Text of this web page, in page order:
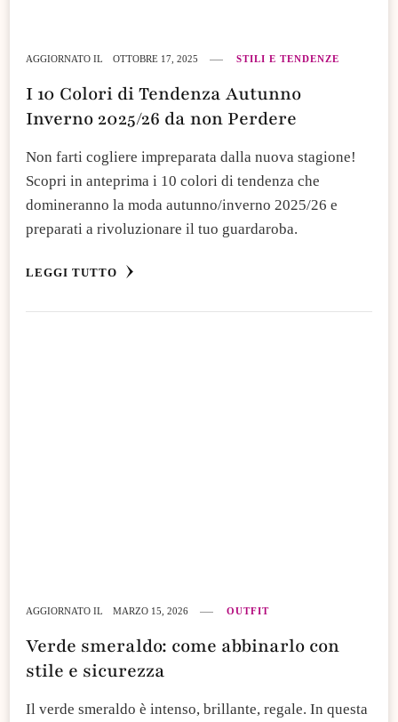
AGGIORNATO IL OTTOBRE 17, 2025 STILI E TENDENZE
I 10 Colori di Tendenza Autunno
Inverno 2025/26 da non Perdere
Non farti cogliere impreparata dalla nuova stagione!
Scopri in anteprima i 10 colori di tendenza che
domineranno la moda autunno/inverno 2025/26 e
preparati a rivoluzionare il tuo guardaroba.
LEGGI TUTTO
AGGIORNATO IL MARZO 15, 2026 OUTFIT
Verde smeraldo: come abbinarlo con
stile e sicurezza
Il verde smeraldo è intenso, brillante, regale. In questa